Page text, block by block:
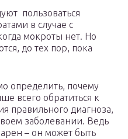
пользоваться
в случае с
мокроты нет. Но
до тех пор, пока
определить, почему
всего обратиться к
правильного диагноза,
заболевании. Ведь
– он может быть